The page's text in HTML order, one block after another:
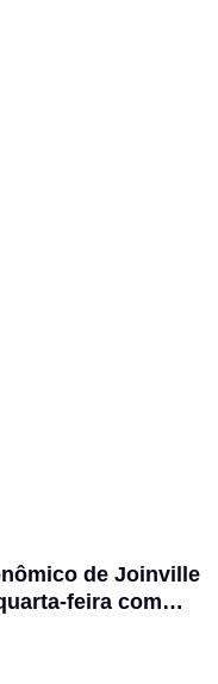
de Joinville
feira com